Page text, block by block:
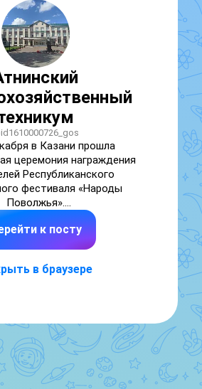
в Казани прошла
церемония награждения
Республиканского
фестиваля «Народы
Поволжья».
коллектив Атнинского
техникума им.
«Ритм», дуэт Аглиуллина
дипломами III степени,
наших студентов и
Шакирова Г.М. Желаем
успехов и побед!
к посту
в браузере